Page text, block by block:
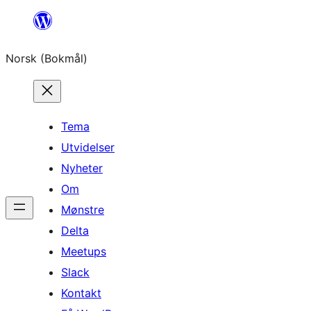
Hopp
innhold
Norsk (Bokmål)
Tema
Utvidelser
Nyheter
Om
Mønstre
Delta
Meetups
Slack
Kontakt